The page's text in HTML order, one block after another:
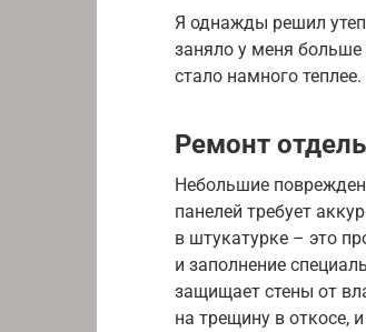
Я однажды решил
заняло у меня
стало намного теплее.
Ремонт
Небольшие
панелей требует
в штукатурке – это
и заполнение
защищает стены от
на трещину в откосе,